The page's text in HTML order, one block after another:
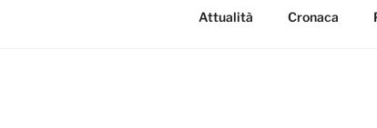
Attualità Cronaca